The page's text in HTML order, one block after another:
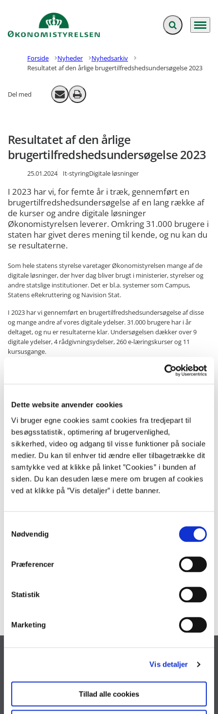
Dette website anvender cookies
Vi bruger egne cookies samt cookies fra tredjepart til
besøgsstatistik, optimering af brugervenlighed,
sikkerhed, video og adgang til visse funktioner på sociale
medier. Du kan til enhver tid ændre eller tilbagetrække dit
samtykke ved at klikke på linket ”Cookies” i bunden af
siden. Du kan desuden læse mere om brugen af cookies
ved at klikke på ”Vis detaljer” i dette banner.
Nødvendig
Præferencer
Statistik
Marketing
Vis detaljer
Tillad alle cookies
Gå til forsiden Fold søgefelt ud
Menu
Forside Nyheder
Nyhedsarkiv
Resultatet af den årlige brugertilfredshedsundersøgelse 2023
Del med Send email
Print
Resultatet af den årlige
brugertilfredshedsundersøgelse 2023
25.01.2024 It-styringDigitale løsninger
I 2023 har vi, for femte år i træk, gennemført en
brugertilfredshedsundersøgelse af en lang række af
de kurser og andre digitale løsninger
Økonomistyrelsen leverer. Omkring 31.000 brugere i
staten har givet deres mening til kende, og nu kan du
se resultaterne.
Som hele statens styrelse varetager Økonomistyrelsen mange af de
digitale løsninger, der hver dag bliver brugt i ministerier, styrelser og
andre statslige institutioner. Det er bl.a. systemer som Campus,
Statens eRekruttering og Navision Stat.
I 2023 har vi gennemført en brugertilfredshedsundersøgelse af disse
og mange andre af vores digitale ydelser. 31.000 brugere har i år
deltaget, og nu er resultaterne klar. Undersøgelsen dækker over 9
digitale ydelser, 4 rådgivningsydelser, 260 e-læringskurser og 11
kursusgange.
Du kan finde Økonomistyrelsens brugertilfredshedsundersøgelse for
blevet nærstuderet og grundigt bearbejdet. I Økonomistyrelsen vil vi
nemlig gerne sikre, at vores løsninger er bedst muligt målrettede
vores brugeres behov, og besvarelserne er af stor værdi i
Økonomistyrelsens forsatte arbejde med at understøtte og sikre en
effektivt drift af de statslige institutioner.
Vi holder et webinar d. 7. februar kl 9.15, hvor vi kommer nærmere
processen, resultaterne og hvordan brugernes input anvendes af de
digitale løsninger.
kommunikation@oes.dk
1301 København K
oes@oes.dk